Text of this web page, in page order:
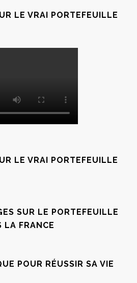
LE VRAI PORTEFEUILLE
LE VRAI PORTEFEUILLE
SUR LE PORTEFEUILLE
LA FRANCE
POUR RÉUSSIR SA VIE